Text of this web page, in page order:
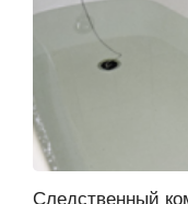
Следственный